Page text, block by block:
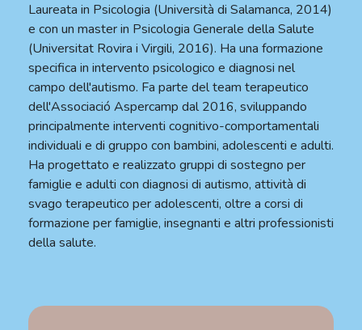
Laureata in Psicologia (Università di Salamanca, 2014)
e con un master in Psicologia Generale della Salute
(Universitat Rovira i Virgili, 2016). Ha una formazione
specifica in intervento psicologico e diagnosi nel
campo dell'autismo. Fa parte del team terapeutico
dell'Associació Aspercamp dal 2016, sviluppando
principalmente interventi cognitivo-comportamentali
individuali e di gruppo con bambini, adolescenti e adulti.
Ha progettato e realizzato gruppi di sostegno per
famiglie e adulti con diagnosi di autismo, attività di
svago terapeutico per adolescenti, oltre a corsi di
formazione per famiglie, insegnanti e altri professionisti
della salute.